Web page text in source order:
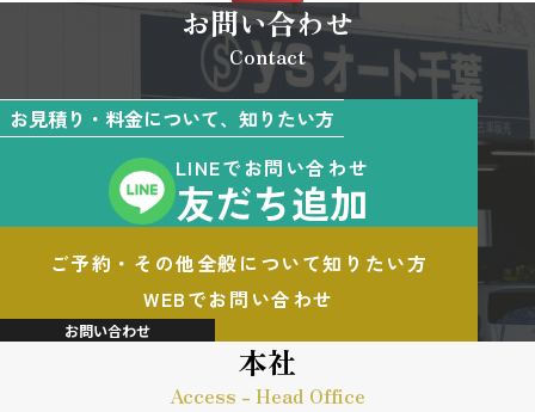
お問い合わせ
Contact
お見積り・料金について、知りたい方
LINEでお問い合わせ
友だち追加
ご予約・その他全般について知りたい方
WEBでお問い合わせ
お問い合わせ
本社
Access - Head Office